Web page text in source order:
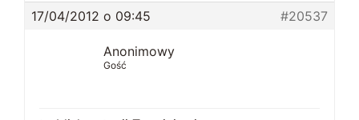
17/04/2012 o 09:45
#20537
Anonimowy
Gość